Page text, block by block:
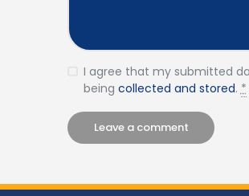
I agree that my submitted
being collected and stored. *